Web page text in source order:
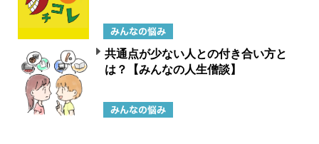
共通点が少ない人との付き合い方と
は？【みんなの人生僧談】